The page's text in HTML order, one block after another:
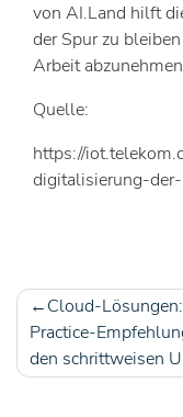
von AI.Land hilft
der Spur zu
Arbeit
Quelle:
https://
digitalisierung-
Cloud-
Practice-
den schrittweisen